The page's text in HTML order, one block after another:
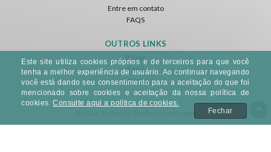
Entre em contato
FAQS
OUTROS LINKS
Baixar
Feed
Sitemap
Este site utiliza cookies próprios e de terceiros para que você
tenha a melhor experiência de usuário. Ao continuar navegando
você está dando seu consentimento para a aceitação do que foi
mencionado sobre cookies e aceitação da nossa política de
cookies.Consulte aqui a política de cookies.
Fechar